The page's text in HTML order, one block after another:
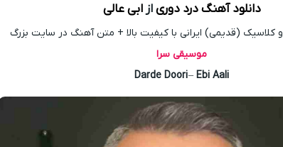
دانلود آهنگدرد دوریازابی عالی
(قدیمی) ایرانی با کیفیت بالا + متن آهنگ در سایت بزرگ
موسیقی سرا
Darde Doori–Ebi Aali